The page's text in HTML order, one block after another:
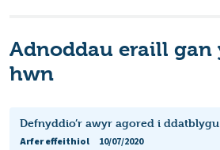
Adnoddau eraill gan
hwn
Defnyddio’r awyr agored i
Arfer effeithiol
10/07/2020